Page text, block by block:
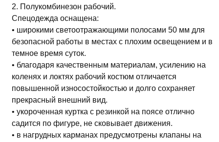
2. Полукомбинезон рабочий.
Спецодежда оснащена:
• широкими светоотражающими полосами 50 мм для
безопасной работы в местах с плохим освещением и в
темное время суток.
• благодаря качественным материалам, усилению на
коленях и локтях рабочий костюм отличается
повышенной износостойкостью и долго сохраняет
прекрасный внешний вид.
• укороченная куртка с резинкой на поясе отлично
садится по фигуре, не сковывает движения.
• в нагрудных карманах предусмотрены клапаны на